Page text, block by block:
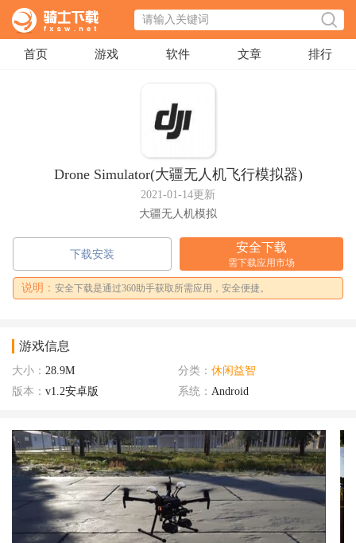
首页 游戏 软件 文章 排行
Drone Simulator(大疆无人机飞行模拟器)
2021-01-14更新
大疆无人机模拟
下载安装
安全下载
需下载应用市场
说明： 安全下载是通过360助手获取所需应用，安全便捷。
游戏信息
大小： 28.9M 分类： 休闲益智
版本： v1.2安卓版 系统： Android